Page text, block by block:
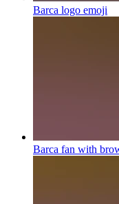
Barca logo emoji
Barca fan with